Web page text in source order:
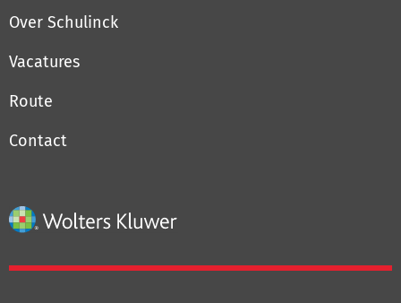
Over Schulinck
Vacatures
Route
Contact